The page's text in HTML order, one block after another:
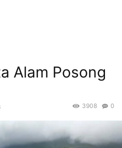
Alam Posong
0
3908